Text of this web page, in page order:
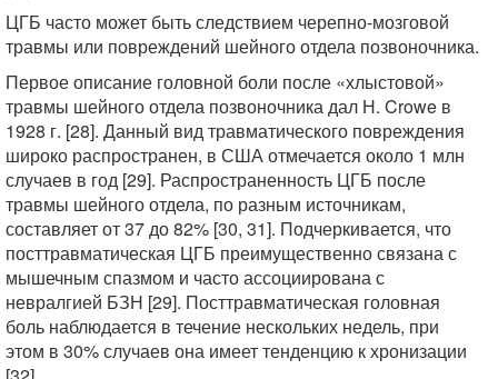
ЦГБ часто может быть следствием черепно-мозговой
травмы или повреждений шейного отдела позвоночника.
Первое описание головной боли после «хлыстовой»
травмы шейного отдела позвоночника дал Н. Crowe в
1928 г. [28]. Данный вид травматического повреждения
широко распространен, в США отмечается около 1 млн
случаев в год [29]. Распространенность ЦГБ после
травмы шейного отдела, по разным источникам,
составляет от 37 до 82% [30, 31]. Подчеркивается, что
посттравматическая ЦГБ преимущественно связана с
мышечным спазмом и часто ассоциирована с
невралгией БЗН [29]. Посттравматическая головная
боль наблюдается в течение нескольких недель, при
этом в 30% случаев она имеет тенденцию к хронизации